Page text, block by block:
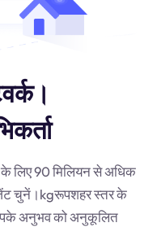
लिए 90 मिलियन से अधिक
चुनें।kgरूपशहर स्तर के
अनुभव को अनुकूलित